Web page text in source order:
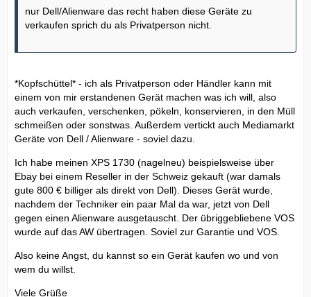
nur Dell/Alienware das recht haben diese Geräte zu
verkaufen sprich du als Privatperson nicht.
*Kopfschüttel* - ich als Privatperson oder Händler kann mit
einem von mir erstandenen Gerät machen was ich will, also
auch verkaufen, verschenken, pökeln, konservieren, in den Müll
schmeißen oder sonstwas. Außerdem vertickt auch Mediamarkt
Geräte von Dell / Alienware - soviel dazu.
Ich habe meinen XPS 1730 (nagelneu) beispielsweise über
Ebay bei einem Reseller in der Schweiz gekauft (war damals
gute 800 € billiger als direkt von Dell). Dieses Gerät wurde,
nachdem der Techniker ein paar Mal da war, jetzt von Dell
gegen einen Alienware ausgetauscht. Der übriggebliebene VOS
wurde auf das AW übertragen. Soviel zur Garantie und VOS.
Also keine Angst, du kannst so ein Gerät kaufen wo und von
wem du willst.
Viele Grüße